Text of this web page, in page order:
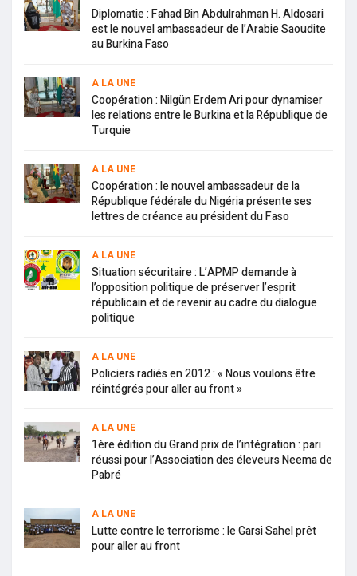
Diplomatie : Fahad Bin Abdulrahman H. Aldosari
est le nouvel ambassadeur de l’Arabie Saoudite
au Burkina Faso
A LA UNE
Coopération : Nilgün Erdem Ari pour dynamiser
les relations entre le Burkina et la République de
Turquie
A LA UNE
Coopération : le nouvel ambassadeur de la
République fédérale du Nigéria présente ses
lettres de créance au président du Faso
A LA UNE
Situation sécuritaire : L’APMP demande à
l’opposition politique de préserver l’esprit
républicain et de revenir au cadre du dialogue
politique
A LA UNE
Policiers radiés en 2012 : « Nous voulons être
réintégrés pour aller au front »
A LA UNE
1ère édition du Grand prix de l’intégration : pari
réussi pour l’Association des éleveurs Neema de
Pabré
A LA UNE
Lutte contre le terrorisme : le Garsi Sahel prêt
pour aller au front